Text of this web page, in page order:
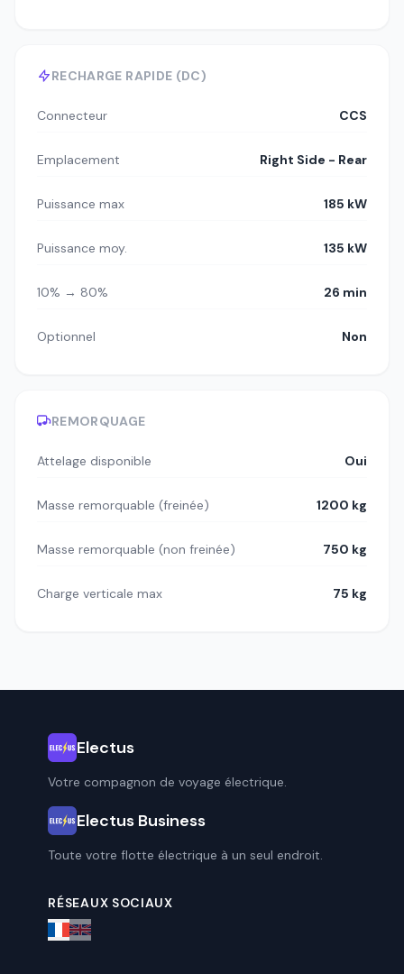
RECHARGE RAPIDE (DC)
Connecteur CCS
Emplacement Right Side - Rear
Puissance max 185 kW
Puissance moy. 135 kW
10% → 80% 26 min
Optionnel Non
REMORQUAGE
Attelage disponible Oui
Masse remorquable (freinée) 1200 kg
Masse remorquable (non freinée) 750 kg
Charge verticale max 75 kg
Electus
Votre compagnon de voyage électrique.
Electus Business
Toute votre flotte électrique à un seul endroit.
RÉSEAUX SOCIAUX